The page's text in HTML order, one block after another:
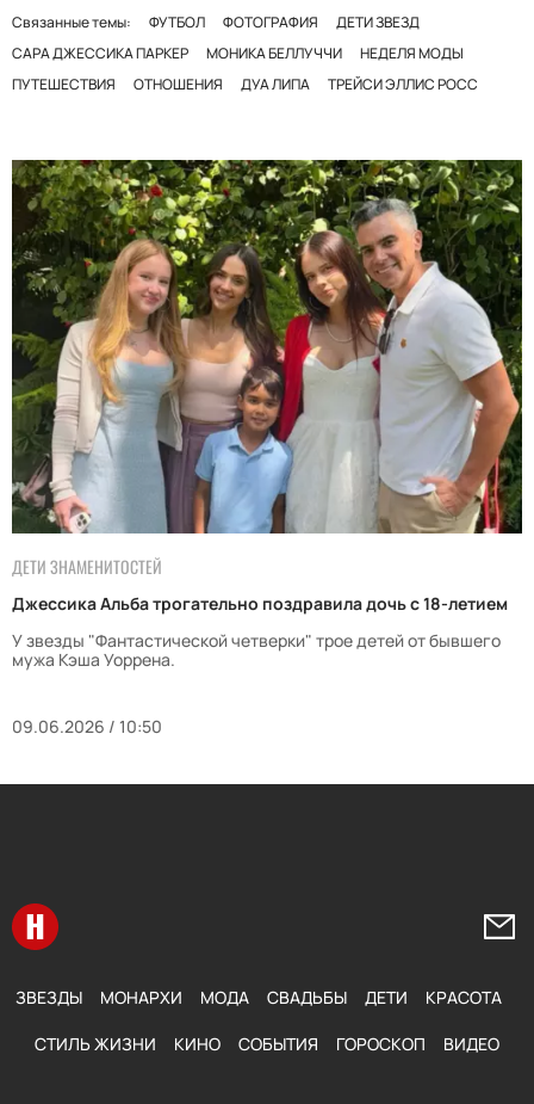
Связанные темы: ФУТБОЛ ФОТОГРАФИЯ
ДЕТИ ЗВЕЗД
САРА ДЖЕССИКА ПАРКЕР
МОНИКА БЕЛЛУЧЧИ
НЕДЕЛЯ МОДЫ
ПУТЕШЕСТВИЯ
ОТНОШЕНИЯ ДУА ЛИПА ТРЕЙСИ ЭЛЛИС РОСС
ДЕТИ ЗНАМЕНИТОСТЕЙ
Джессика Альба трогательно поздравила дочь с 18-летием
У звезды "Фантастической четверки" трое детей от бывшего
мужа Кэша Уоррена.
09.06.2026 / 10:50
Перейти на главную
ЗВЕЗДЫ МОНАРХИ МОДА СВАДЬБЫ ДЕТИ КРАСОТА
СТИЛЬ ЖИЗНИ КИНО СОБЫТИЯ ГОРОСКОП ВИДЕО